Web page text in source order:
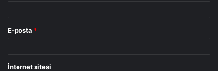
E-posta *
İnternet sitesi